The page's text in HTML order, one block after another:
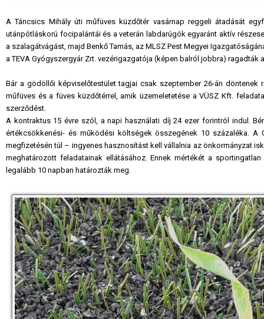
A Táncsics Mihály úti műfüves küzdőtér vasárnap reggeli átadását
utánpótláskorú focipalántái és a veterán labdarúgók egyaránt aktív
a szalagátvágást, majd Benkő Tamás, az MLSZ Pest Megyei
a TEVA Gyógyszergyár Zrt. vezérigazgatója (képen balról jobbra)
Bár a gödöllői képviselőtestület tagjai csak szeptember 26-án
műfüves és a füves küzdőtérrel, amik üzemeletetése a VÜSZ Kft.
szerződést.
A kontraktus 15 évre szól, a napi használati díj 24 ezer forintról indul.
értékcsökkenési- és működési költségek összegének 10 százaléka.
megfizetésén túl – ingyenes hasznosítást kell vállalnia az önkormányzat
meghatározott feladatainak ellátásához. Ennek mértékét a
legalább 10 napban határozták meg.